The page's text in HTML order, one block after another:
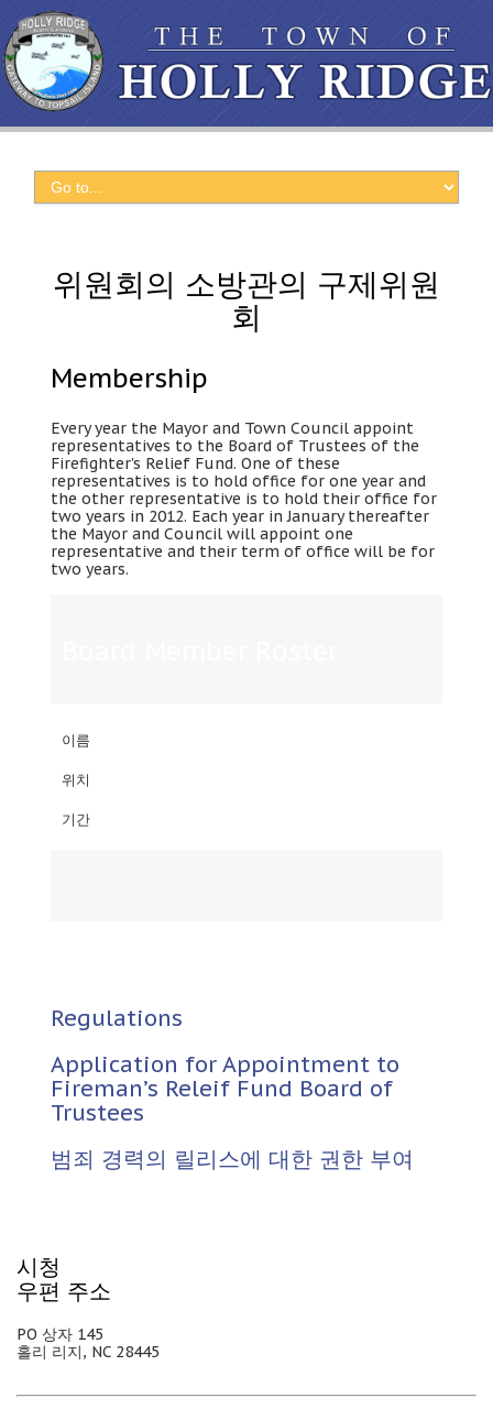
위원회의 소방관의 구제위원
회
Membership
Every year the Mayor and Town Council appoint
representatives to the Board of Trustees of the
Firefighter’s Relief Fund.One of these
representatives is to hold office for one year and
the other representative is to hold their office for
two years in 2012. Each year in January thereafter
the Mayor and Council will appoint one
representative and their term of office will be for
two years.
이름
위치
기간
Regulations
Application for Appointment to
Fireman’s Releif Fund Board of
Trustees
범죄 경력의 릴리스에 대한 권한 부여
시청
우편 주소
PO 상자 145
홀리 리지, NC 28445